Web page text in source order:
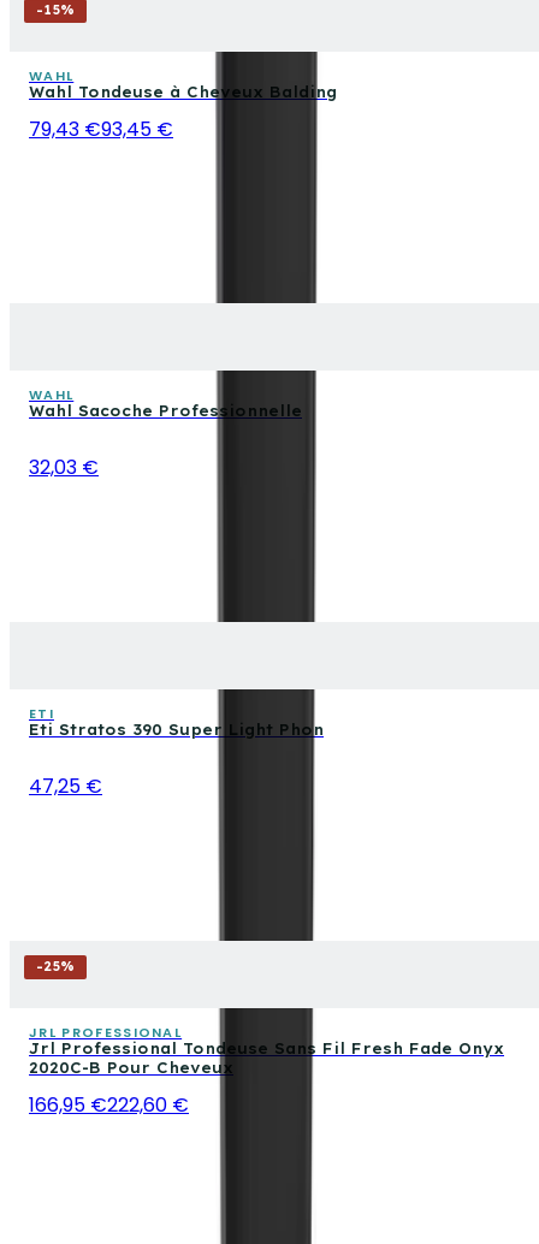
-15%
WAHL
Wahl Tondeuse à Cheveux Balding
79,43 €93,45 €
WAHL
Wahl Sacoche Professionnelle
32,03 €
ETI
Eti Stratos 390 Super Light Phon
47,25 €
-25%
JRL PROFESSIONAL
Jrl Professional Tondeuse Sans Fil Fresh Fade Onyx
2020C-B Pour Cheveux
166,95 €222,60 €